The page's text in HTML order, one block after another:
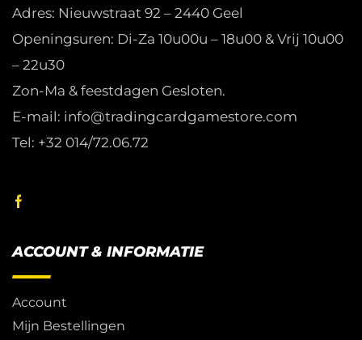
Adres: Nieuwstraat 92 – 2440 Geel
Openingsuren: Di-Za 10u00u – 18u00 & Vrij 10u00
– 22u30
Zon-Ma & feestdagen Gesloten.
E-mail: info@tradingcardgamestore.com
Tel: +32 014/72.06.72
ACCOUNT & INFORMATIE
Account
Mijn Bestellingen